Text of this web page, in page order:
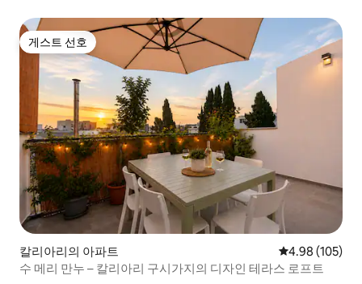
게스트 선호
게스트 선호
칼리아리의 아파트 평점 4.98점(5
4.98 (105)
수 메리 만누 – 칼리아리 구시가지의 디자인 테라스 로프트